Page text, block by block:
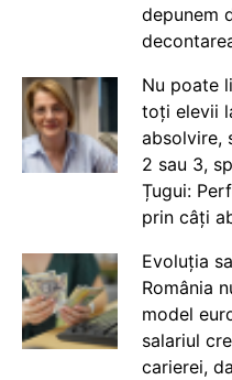
depunem
Nu poate
toți elevii
absolvire,
2 sau 3,
Țugui:
prin câți
Evoluția
România
model
salariul
carierei,